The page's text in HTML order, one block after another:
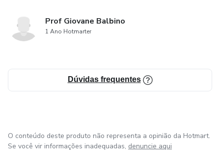
📝 Método testado e comprovado para transformar sua
preparação e aumentar suas chances de aprovação!
🚀 Garanta sua vaga e conquiste a sua aprovação no
Mestrado/Doutorado!
Prof Giovane Balbino
1 Ano Hotmarter
Dúvidas frequentes
O conteúdo deste produto não representa a opinião da Hotmart.
Se você vir informações inadequadas, denuncie aqui